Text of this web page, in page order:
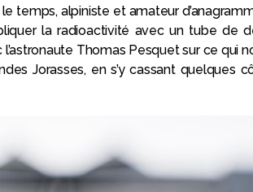
temps, alpiniste et amateur
la radioactivité avec un tube de
Thomas Pesquet sur ce qui
Jorasses, en s’y cassant quelques